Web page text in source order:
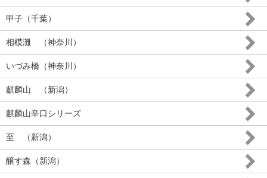
甲子（千葉）
相模灘 （神奈川）
いづみ橋（神奈川）
麒麟山 （新潟）
麒麟山辛口シリーズ
至 （新潟）
醸す森（新潟）